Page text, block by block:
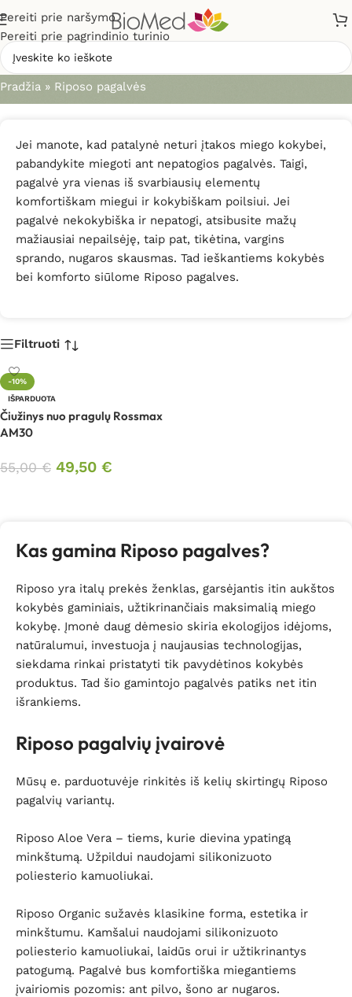
Pereiti prie naršymo
Pereiti prie pagrindinio turinio
Riposo pagalvės
Pradžia » Riposo pagalvės
Jei manote, kad patalynė neturi įtakos miego kokybei,
pabandykite miegoti ant nepatogios pagalvės. Taigi,
pagalvė yra vienas iš svarbiausių elementų
komfortiškam miegui ir kokybiškam poilsiui. Jei
pagalvė nekokybiška ir nepatogi, atsibusite mažų
mažiausiai nepailsėję, taip pat, tikėtina, vargins
sprando, nugaros skausmas. Tad ieškantiems kokybės
bei komforto siūlome Riposo pagalves.
Filtruoti
-10%
IŠPARDUOTA
Čiužinys nuo pragulų Rossmax
AM30
55,00€ 49,50 €
Kas gamina Riposo pagalves?
Riposo yra italų prekės ženklas, garsėjantis itin aukštos
kokybės gaminiais, užtikrinančiais maksimalią miego
kokybę. Įmonė daug dėmesio skiria ekologijos idėjoms,
natūralumui, investuoja į naujausias technologijas,
siekdama rinkai pristatyti tik pavydėtinos kokybės
produktus. Tad šio gamintojo pagalvės patiks net itin
išrankiems.
Riposo pagalvių įvairovė
Mūsų e. parduotuvėje rinkitės iš kelių skirtingų Riposo
pagalvių variantų.
Riposo Aloe Vera – tiems, kurie dievina ypatingą
minkštumą. Užpildui naudojami silikonizuoto
poliesterio kamuoliukai.
Riposo Organic sužavės klasikine forma, estetika ir
minkštumu. Kamšalui naudojami silikonizuoto
poliesterio kamuoliukai, laidūs orui ir užtikrinantys
patogumą. Pagalvė bus komfortiška miegantiems
įvairiomis pozomis: ant pilvo, šono ar nugaros.